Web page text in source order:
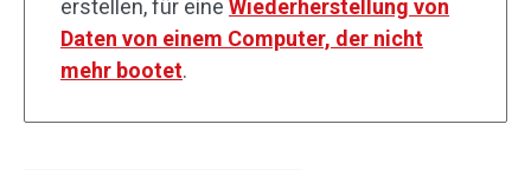
erstellen, für eine Wiederherstellung von
Daten von einem Computer, der nicht
mehr bootet.